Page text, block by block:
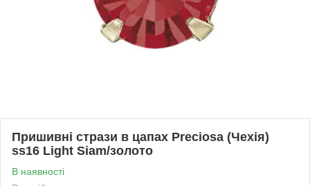
Пришивні стрази в цапах Preciosa (Чехія)
ss16 Light Siam/золото
В наявності